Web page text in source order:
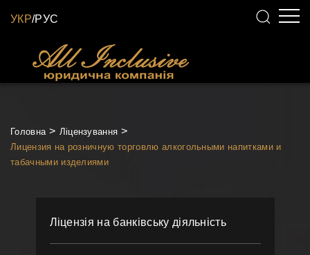
УКР/РУС
Головна
Ліцензування
Лицензия на розничную торговлю алкогольными напитками и
табачными изделиями
Ліцензія на банківську діяльність